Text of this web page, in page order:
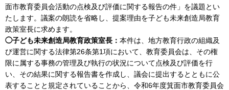
面市教育委員会活動の点検及び評価に関する報告の件」を議題とい
たします。議案の朗読を省略し、提案理由を子ども未来創造局教育
政策室長に求めます。
◯子ども未来創造局教育政策室長： 本件は、地方教育行政の組織及
び運営に関する法律第26条第1項において、教育委員会は、その権
限に属する事務の管理及び執行の状況について点検及び評価を行
い、その結果に関する報告書を作成し、議会に提出するとともに公
表することと規定されていることから、令和6年度箕面市教育委員会